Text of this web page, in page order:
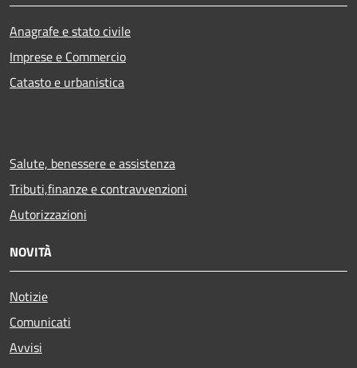
Anagrafe e stato civile
Imprese e Commercio
Catasto e urbanistica
Salute, benessere e assistenza
Tributi,finanze e contravvenzioni
Autorizzazioni
NOVITÀ
Notizie
Comunicati
Avvisi